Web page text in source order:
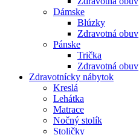
Dámske
Blúzky
Zdravotná obuv
Pánske
Trička
Zdravotná obuv
Zdravotnícky nábytok
Kreslá
Lehátka
Matrace
Nočný stolík
Stoličky